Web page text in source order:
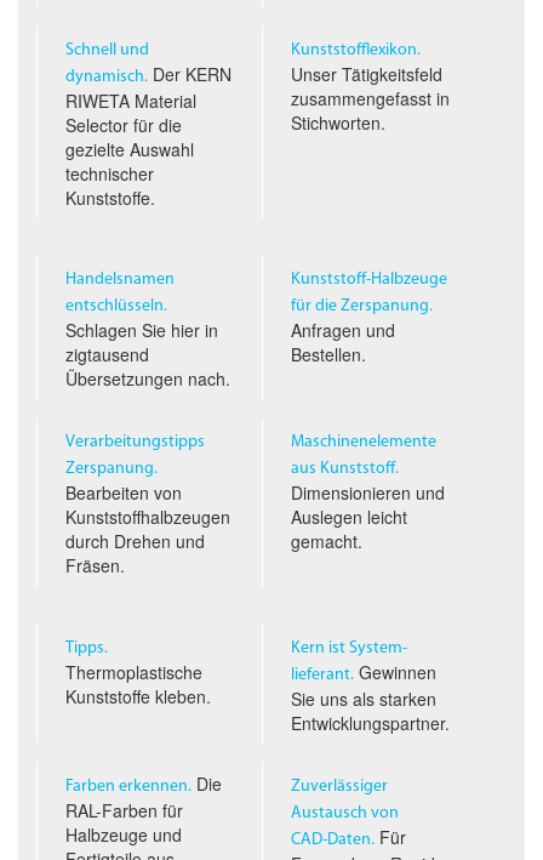
Schnell und
dynamisch.Der KERN
RIWETA Material
Selector für die
gezielte Auswahl
technischer
Kunststoffe.
Kunststofflexikon.
Unser Tätigkeitsfeld
zusammengefasst in
Stichworten.
Handelsnamen
entschlüsseln.
Schlagen Sie hier in
zigtausend
Übersetzungen nach.
Kunststoff-Halbzeuge
für die Zerspanung.
Anfragen und
Bestellen.
Verarbeitungstipps
Zerspanung.
Bearbeiten von
Kunststoffhalbzeugen
durch Drehen und
Fräsen.
Maschinenelemente
aus Kunststoff.
Dimensionieren und
Auslegen leicht
gemacht.
Tipps.
Thermoplastische
Kunststoffe kleben.
Kern ist System­
lieferant.Gewinnen
Sie uns als starken
Entwicklungspartner.
Farben erkennen.Die
RAL-Farben für
Halbzeuge und
Zuverlässiger
Austausch von
CAD-Daten.Für